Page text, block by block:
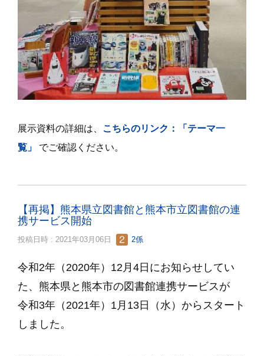
展示資料の詳細は、 こちらのリンク：「テーマ一
覧」
でご確認ください。
【再掲】熊本県立図書館と熊本市立図書館の連
携サービス開始
投稿日時 : 2021年03月06日 2係
令和2年（2020年）12月4日にお知らせしてい
た、熊本県と熊本市の図書館連携サービスが
令和3年（2021年）1月13日（水）からスタート
しました。